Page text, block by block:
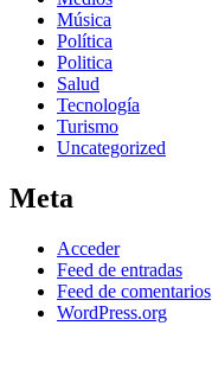
Música
Política
Politica
Salud
Tecnología
Turismo
Uncategorized
Meta
Acceder
Feed de entradas
Feed de comentarios
WordPress.org